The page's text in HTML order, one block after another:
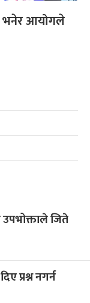
भनेर आयोगले
जिते
प्रश्न नगर्न